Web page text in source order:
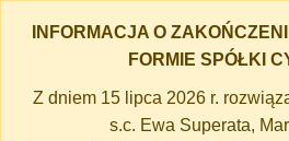
INFORMACJA O
FORMIE SPÓŁKI
Z dniem 15 lipca 2026 r.
s.c. Ewa Superata,